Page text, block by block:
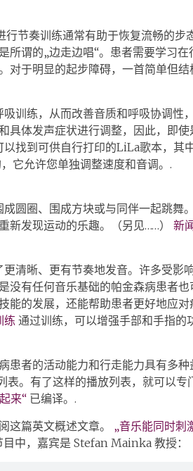
行节奏训练通常有助于恢复流畅的步
所谓的„边走边唱“。患者需要学习
对于明显的起步障碍，一首简单但
训练，从而改善音质和呼吸协调性
具体发声症状进行调整，因此，即
以找到可供自行打印的LiLa歌本，其
它允许您单独调整速度和音调。.
圆圈、围成方块或与同伴一起跳舞
新发现运动的乐趣。（另见……） 新
清晰、更有节奏地发音。许多受影
没有任何音乐基础的帕金森病患者
能的发展，还能帮助患者更好地应
练 通过训练，可以增强手部和手指的
患者的活动能力和行走能力具有多
表。有了这样的播放列表，就可以专
来“ 已编译。.
这篇英文概述文章。 „音乐能同时刺
中，嘉宾是 Stefan Mainka 教授：